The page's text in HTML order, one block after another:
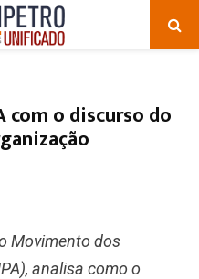
com o discurso do
Movimento dos
analisa como o